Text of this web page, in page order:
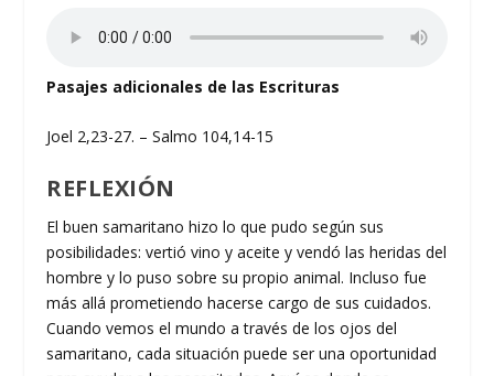
Pasajes adicionales de las Escrituras
Joel 2,23-27. – Salmo 104,14-15
REFLEXIÓN
El buen samaritano hizo lo que pudo según sus
posibilidades: vertió vino y aceite y vendó las heridas del
hombre y lo puso sobre su propio animal. Incluso fue
más allá prometiendo hacerse cargo de sus cuidados.
Cuando vemos el mundo a través de los ojos del
samaritano, cada situación puede ser una oportunidad